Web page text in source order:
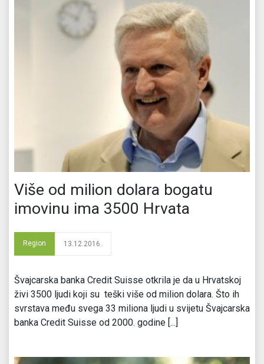
Više od milion dolara bogatu
imovinu ima 3500 Hrvata
Region 13.12.2016.
Švajcarska banka Credit Suisse otkrila je da u Hrvatskoj
živi 3500 ljudi koji su teški više od milion dolara. Što ih
svrstava među svega 33 miliona ljudi u svijetu Švajcarska
banka Credit Suisse od 2000. godine [...]